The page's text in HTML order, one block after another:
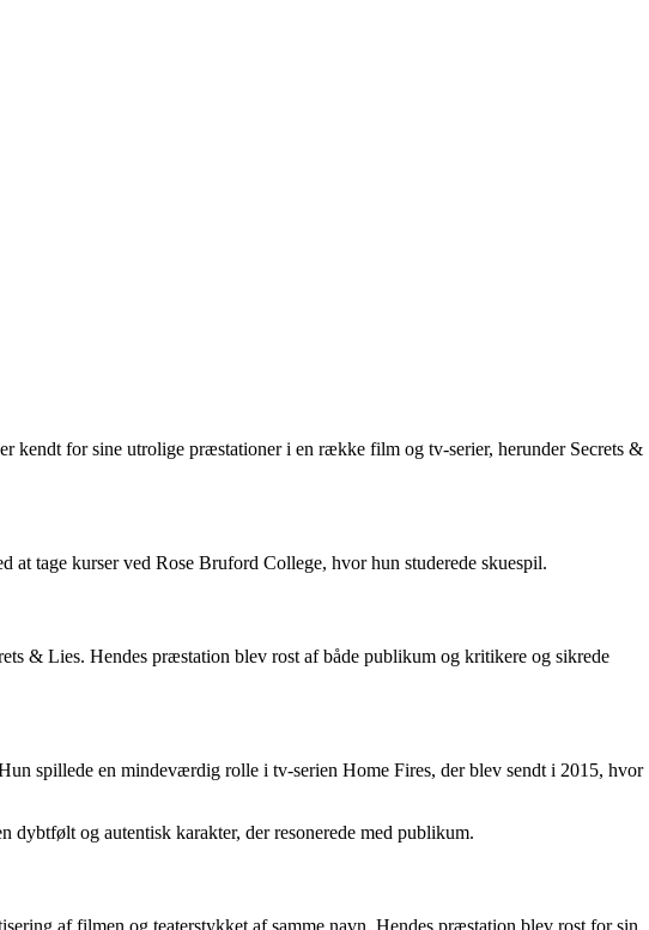
kendt for sine utrolige præstationer i en række film og tv-serier, herunder Secrets &
tage kurser ved Rose Bruford College, hvor hun studerede skuespil.
& Lies. Hendes præstation blev rost af både publikum og kritikere og sikrede
spillede en mindeværdig rolle i tv-serien Home Fires, der blev sendt i 2015, hvor
og autentisk karakter, der resonerede med publikum.
af filmen og teaterstykket af samme navn. Hendes præstation blev rost for sin